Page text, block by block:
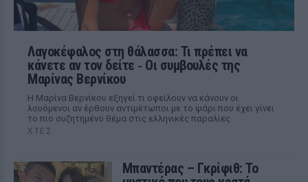
Λαγοκέφαλος στη θάλασσα: Τι πρέπει να
κάνετε αν τον δείτε ‑ Οι συμβουλές της
Μαρίνας Βερνίκου
Η Μαρίνα Βερνίκου εξηγεί τι οφείλουν να κάνουν οι
λουόμενοι αν έρθουν αντιμέτωποι με το ψάρι που έχει γίνει
το πιο συζητημένο θέμα στις ελληνικές παραλίες
ΧΤΕΣ
Μπαντέρας – Γκρίφιθ: Το